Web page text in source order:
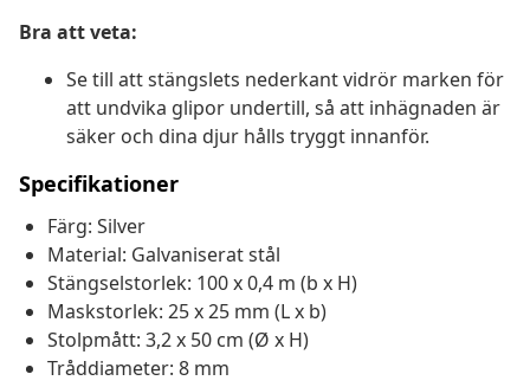
Bra att veta:
Se till att stängslets nederkant vidrör marken för
att undvika glipor undertill, så att inhägnaden är
säker och dina djur hålls tryggt innanför.
Specifikationer
Färg: Silver
Material: Galvaniserat stål
Stängselstorlek: 100 x 0,4 m (b x H)
Maskstorlek: 25 x 25 mm (L x b)
Stolpmått: 3,2 x 50 cm (Ø x H)
Tråddiameter: 8 mm